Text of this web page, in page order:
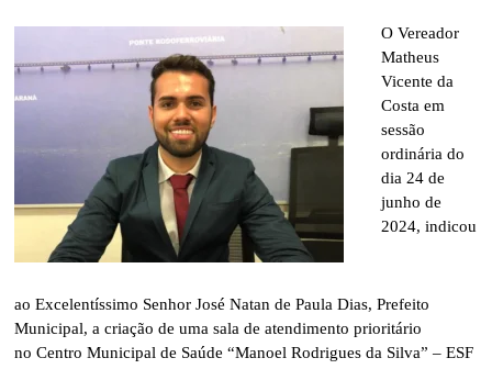
O Vereador
Matheus
Vicente da
Costa em
sessão
ordinária do
dia 24 de
junho de
2024, indicou
ao Excelentíssimo Senhor José Natan de Paula Dias, Prefeito
Municipal, a criação de uma sala de atendimento prioritário
no Centro Municipal de Saúde “Manoel Rodrigues da Silva” – ESF